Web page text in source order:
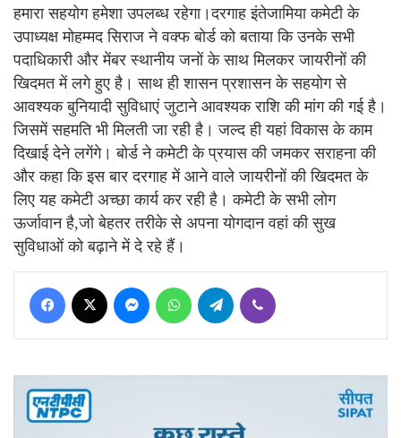
हमारा सहयोग हमेशा उपलब्ध रहेगा।दरगाह इंतेजामिया कमेटी के
उपाध्यक्ष मोहम्मद सिराज ने वक्फ बोर्ड को बताया कि उनके सभी
पदाधिकारी और मेंबर स्थानीय जनों के साथ मिलकर जायरीनों की
खिदमत में लगे हुए है। साथ ही शासन प्रशासन के सहयोग से
आवश्यक बुनियादी सुविधाएं जुटाने आवश्यक राशि की मांग की गई है।
जिसमें सहमति भी मिलती जा रही है। जल्द ही यहां विकास के काम
दिखाई देने लगेंगे। बोर्ड ने कमेटी के प्रयास की जमकर सराहना की
और कहा कि इस बार दरगाह में आने वाले जायरीनों की खिदमत के
लिए यह कमेटी अच्छा कार्य कर रही है। कमेटी के सभी लोग
ऊर्जावान है,जो बेहतर तरीके से अपना योगदान वहां की सुख
सुविधाओं को बढ़ाने में दे रहे हैं।
Facebook Messenger WhatsApp Telegram